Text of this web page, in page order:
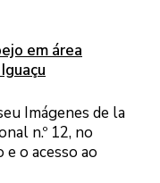
em área
Imágenes de la
n.º 12, no
o acesso ao